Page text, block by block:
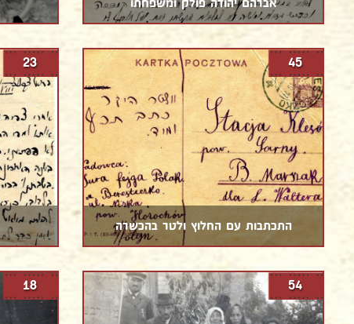
אברהם יהודה פולק ומשפחתו
45
התכתבות עם החלוץ ולטר בהכשרה
23
54
18